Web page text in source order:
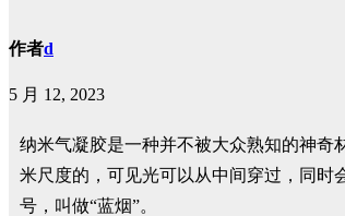
作者d
5 月 12, 2023
纳米气凝胶是一种并不被大众熟知的神奇
米尺度的，可见光可以从中间穿过，同时
号，叫做“蓝烟”。